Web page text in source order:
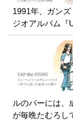
1991年、ガン
ジオアルバム
ルのバーには、
が毎晩たむろし